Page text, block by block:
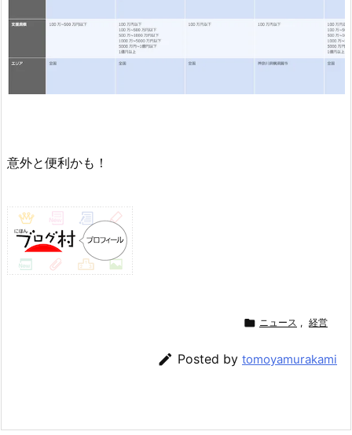
意外と便利かも！
 ニュース , 経営
 Posted by tomoyamurakami